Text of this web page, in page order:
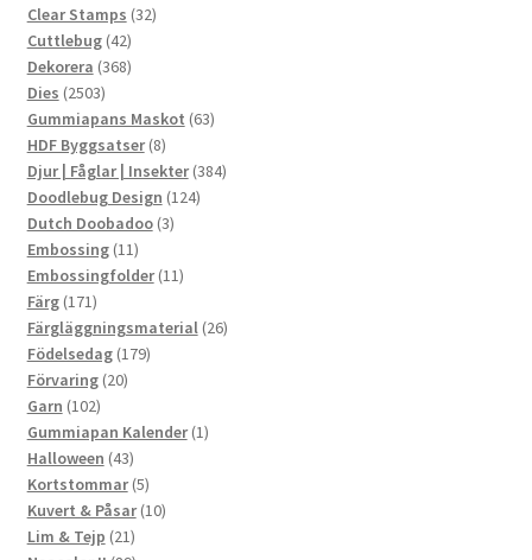
produkter
Clear Stamps 3232
Cuttlebug 4242
produkter
Dekorera 368368
Dies 25032503
produkter
Gummiapans Maskot 6363
HDF Byggsatser 88
produkter
Djur | Fåglar | Insekter 384384
Doodlebug Design 124124
Dutch Doobadoo 33
Embossing 1111
produkter
Embossingfolder 1111
Färg 171171
produkter
Färgläggningsmaterial 2626
Födelsedag 179179
Förvaring 2020
Garn 102102
produkter
Gummiapan Kalender 11
Halloween 4343
produkter
Kortstommar 55
produkter
Kuvert & Påsar 1010
Lim & Tejp 2121